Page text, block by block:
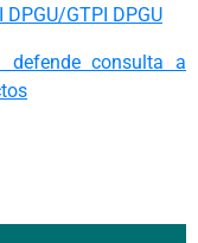
GTPI DPGU
defende consulta a